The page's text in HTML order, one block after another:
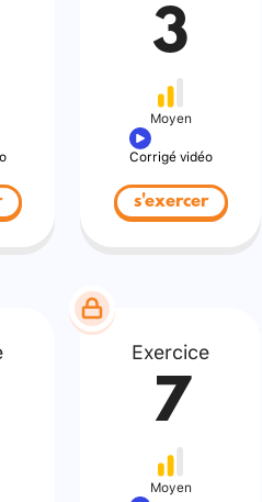
3
Moyen
Corrigé vidéo
s'exercer
Exercice
7
Moyen